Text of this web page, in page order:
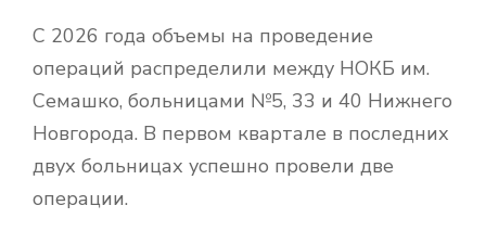
С 2026 года объемы на проведение
операций распределили между НОКБ им.
Семашко, больницами №5, 33 и 40 Нижнего
Новгорода. В первом квартале в последних
двух больницах успешно провели две
операции.